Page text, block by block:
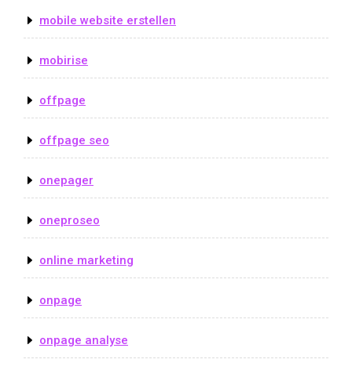
mobile website erstellen
mobirise
offpage
offpage seo
onepager
oneproseo
online marketing
onpage
onpage analyse